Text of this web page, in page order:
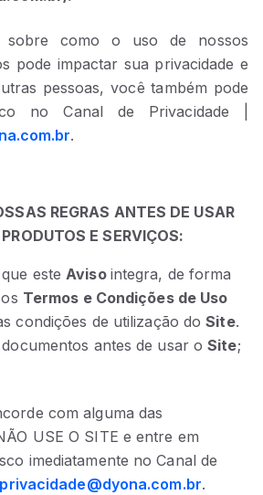
sobre como o uso de nossos
pode impactar sua privacidade e
pessoas, você também pode
no Canal de Privacidade |
.
REGRAS ANTES DE USAR
E SERVIÇOS:
este Aviso integra, de forma
Termos e Condições de Uso
condições de utilização doSite.
documentos antes de usar oSite;
com alguma das
USE O SITE e entre em
imediatamente no Canal de
privacidade@dyona.com.br.